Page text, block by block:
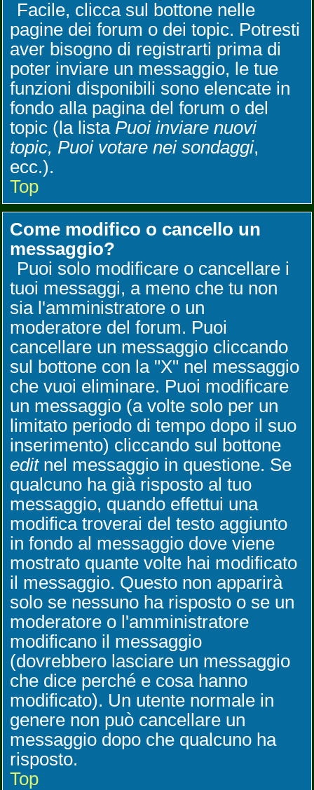
Facile, clicca sul bottone nelle
pagine dei forum o dei topic. Potresti
aver bisogno di registrarti prima di
poter inviare un messaggio, le tue
funzioni disponibili sono elencate in
fondo alla pagina del forum o del
topic (la lista Puoi inviare nuovi
topic, Puoi votare nei sondaggi,
ecc.).
Top
Come modifico o cancello un
messaggio?
Puoi solo modificare o cancellare i
tuoi messaggi, a meno che tu non
sia l'amministratore o un
moderatore del forum. Puoi
cancellare un messaggio cliccando
sul bottone con la "X" nel messaggio
che vuoi eliminare. Puoi modificare
un messaggio (a volte solo per un
limitato periodo di tempo dopo il suo
inserimento) cliccando sul bottone
editnel messaggio in questione. Se
qualcuno ha già risposto al tuo
messaggio, quando effettui una
modifica troverai del testo aggiunto
in fondo al messaggio dove viene
mostrato quante volte hai modificato
il messaggio. Questo non apparirà
solo se nessuno ha risposto o se un
moderatore o l'amministratore
modificano il messaggio
(dovrebbero lasciare un messaggio
che dice perché e cosa hanno
modificato). Un utente normale in
genere non può cancellare un
messaggio dopo che qualcuno ha
risposto.
Top